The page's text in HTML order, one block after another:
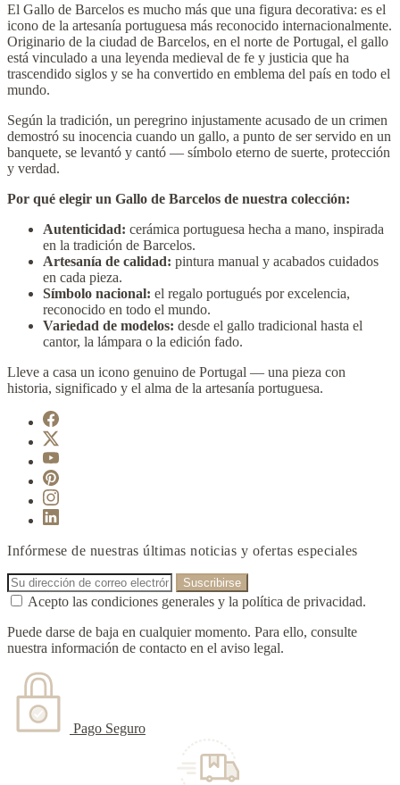
El Gallo de Barcelos es mucho más que una figura decorativa: es el
icono de la artesanía portuguesa más reconocido internacionalmente.
Originario de la ciudad de Barcelos, en el norte de Portugal, el gallo
está vinculado a una leyenda medieval de fe y justicia que ha
trascendido siglos y se ha convertido en emblema del país en todo el
mundo.
Según la tradición, un peregrino injustamente acusado de un crimen
demostró su inocencia cuando un gallo, a punto de ser servido en un
banquete, se levantó y cantó — símbolo eterno de suerte, protección
y verdad.
Por qué elegir un Gallo de Barcelos de nuestra colección:
Autenticidad: cerámica portuguesa hecha a mano, inspirada
en la tradición de Barcelos.
Artesanía de calidad: pintura manual y acabados cuidados
en cada pieza.
Símbolo nacional: el regalo portugués por excelencia,
reconocido en todo el mundo.
Variedad de modelos: desde el gallo tradicional hasta el
cantor, la lámpara o la edición fado.
Lleve a casa un icono genuino de Portugal — una pieza con
historia, significado y el alma de la artesanía portuguesa.
Infórmese de nuestras últimas noticias y ofertas especiales
Acepto las condiciones generales y la política de privacidad.
Puede darse de baja en cualquier momento. Para ello, consulte
nuestra información de contacto en el aviso legal.
Pago Seguro